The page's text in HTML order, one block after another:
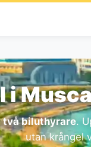
i
två biluthyrare.
utan krångel